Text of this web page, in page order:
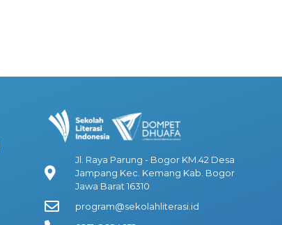
Jl. Raya Parung - Bogor KM.42 Desa
Jampang Kec. Kemang Kab. Bogor
Jawa Barat 16310
program@sekolahliterasi.id